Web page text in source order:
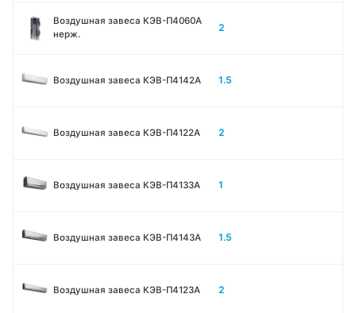
Воздушная завеса КЭВ-П4060A
нерж.
2
Воздушная завеса КЭВ-П4142A 1.5
Воздушная завеса КЭВ-П4122A 2
Воздушная завеса КЭВ-П4133A 1
Воздушная завеса КЭВ-П4143A 1.5
Воздушная завеса КЭВ-П4123A 2